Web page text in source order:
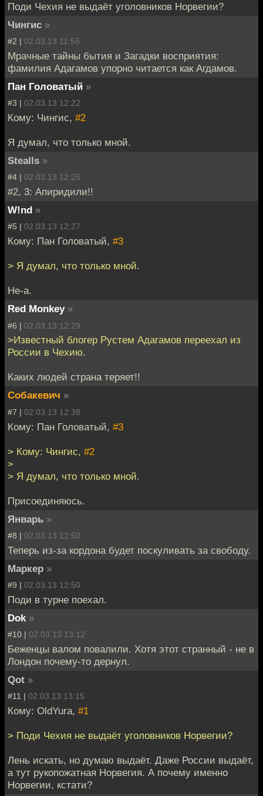
Поди Чехия не выдаёт уголовников Норвегии?
Чингис »
#2 | 02.03.13 11:55
Мрачные тайны бытия и Загадки восприятия:
фамилия Адагамов упорно читается как Агдамов.
Пан Головатый »
#3 | 02.03.13 12:22
Кому: Чингис, #2
Я думал, что только мной.
Stealls »
#4 | 02.03.13 12:25
#2, 3: Апиридили!!
W!nd »
#5 | 02.03.13 12:27
Кому: Пан Головатый, #3
> Я думал, что только мной.
Не-а.
Red Monkey »
#6 | 02.03.13 12:29
>Известный блогер Рустем Адагамов переехал из
России в Чехию.
Каких людей страна теряет!!
Собакевич »
#7 | 02.03.13 12:38
Кому: Пан Головатый, #3
> Кому: Чингис, #2
>
> Я думал, что только мной.
Присоединяюсь.
Январь »
#8 | 02.03.13 12:50
Теперь из-за кордона будет поскуливать за свободу.
Маркер »
#9 | 02.03.13 12:50
Поди в турне поехал.
Dok »
#10 | 02.03.13 13:12
Беженцы валом повалили. Хотя этот странный - не в
Лондон почему-то дернул.
Qot »
#11 | 02.03.13 13:15
Кому: OldYura, #1
> Поди Чехия не выдаёт уголовников Норвегии?
Лень искать, но думаю выдаёт. Даже России выдаёт,
а тут рукопожатная Норвегия. А почему именно
Норвегии, кстати?